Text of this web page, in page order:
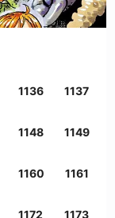
1136 1137
1148 1149
1160 1161
1172 1173